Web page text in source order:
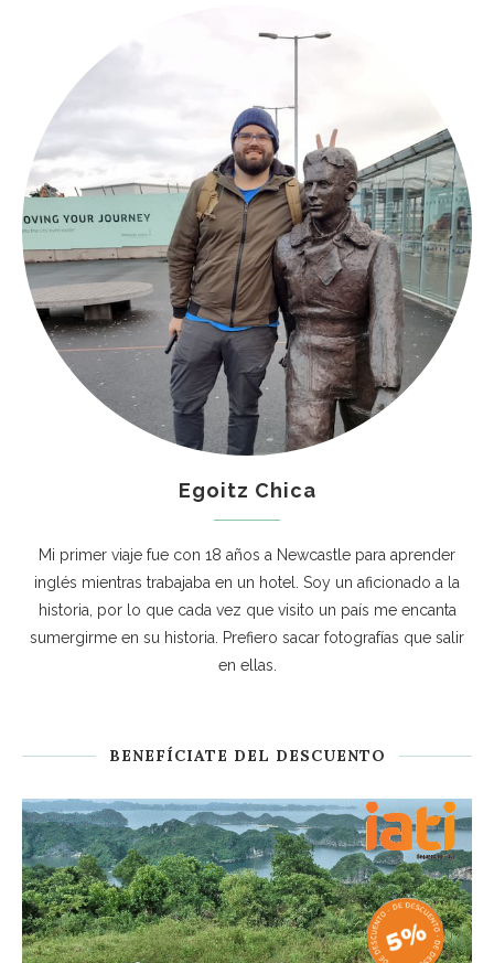
Egoitz Chica
Mi primer viaje fue con 18 años a Newcastle para aprender
inglés mientras trabajaba en un hotel. Soy un aficionado a la
historia, por lo que cada vez que visito un país me encanta
sumergirme en su historia. Prefiero sacar fotografías que salir
en ellas.
BENEFÍCIATE DEL DESCUENTO